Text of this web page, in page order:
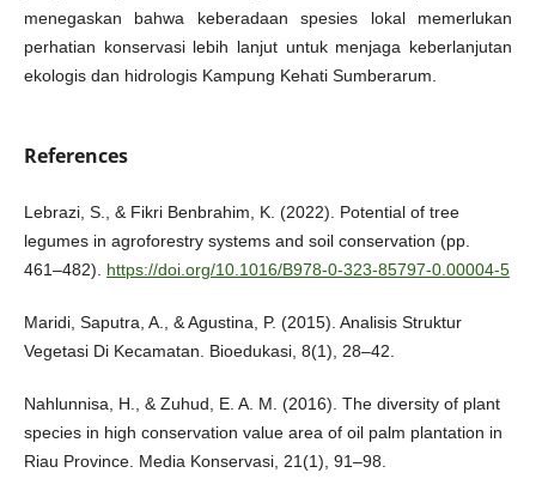
menegaskan bahwa keberadaan spesies lokal memerlukan
perhatian konservasi lebih lanjut untuk menjaga keberlanjutan
ekologis dan hidrologis Kampung Kehati Sumberarum.
References
Lebrazi, S., & Fikri Benbrahim, K. (2022). Potential of tree
legumes in agroforestry systems and soil conservation (pp.
461–482). https://doi.org/10.1016/B978-0-323-85797-0.00004-5
Maridi, Saputra, A., & Agustina, P. (2015). Analisis Struktur
Vegetasi Di Kecamatan. Bioedukasi, 8(1), 28–42.
Nahlunnisa, H., & Zuhud, E. A. M. (2016). The diversity of plant
species in high conservation value area of oil palm plantation in
Riau Province. Media Konservasi, 21(1), 91–98.